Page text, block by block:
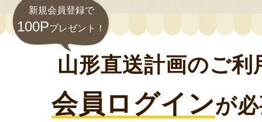
新規会員登録で
100Pプレゼント！
山形直送計画のご利
会員ログインが